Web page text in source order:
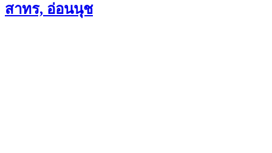
สาทร, อ่อนนุช